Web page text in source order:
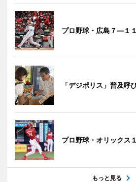
プロ野球・広島７―１
「デジポリス」普及呼
プロ野球・オリックス
もっと見る